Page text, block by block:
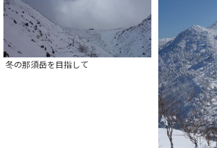
冬の那須岳を目指して